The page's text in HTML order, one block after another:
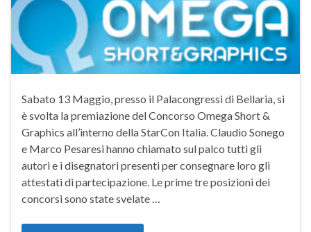
Sabato 13 Maggio, presso il Palacongressi di Bellaria, si
è svolta la premiazione del Concorso Omega Short &
Graphics all’interno della StarCon Italia. Claudio Sonego
e Marco Pesaresi hanno chiamato sul palco tutti gli
autori e i disegnatori presenti per consegnare loro gli
attestati di partecipazione. Le prime tre posizioni dei
concorsi sono state svelate …